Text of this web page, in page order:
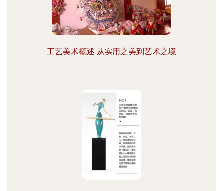
工艺美术概述 从实用之美到艺术之境